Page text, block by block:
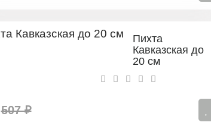
Пихта
Кавказская до
20 см
507 ₽